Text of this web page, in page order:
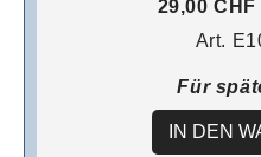
29,00 CHF
Art.
Für
IN DEN